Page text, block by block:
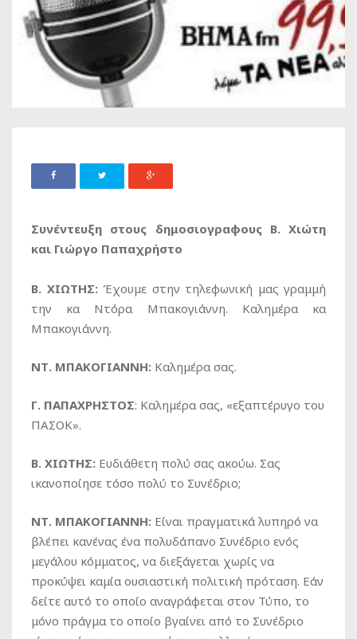
Συνέντευξη στους δημοσιογραφους Β. Χιώτη
και Γιώργο Παπαχρήστο
Β. ΧΙΩΤΗΣ:Έχουμε στην τηλεφωνική μας γραμμή
την κα Ντόρα Μπακογιάννη. Καλημέρα κα
Μπακογιάννη.
ΝΤ. ΜΠΑΚΟΓΙΑΝΝΗ: Καλημέρα σας.
Γ. ΠΑΠΑΧΡΗΣΤΟΣ: Καλημέρα σας, «εξαπτέρυγο του
ΠΑΣΟΚ».
Β. ΧΙΩΤΗΣ: Ευδιάθετη πολύ σας ακούω. Σας
ικανοποίησε τόσο πολύ το Συνέδριο;
ΝΤ. ΜΠΑΚΟΓΙΑΝΝΗ: Είναι πραγματικά λυπηρό να
βλέπει κανένας ένα πολυδάπανο Συνέδριο ενός
μεγάλου κόμματος, να διεξάγεται χωρίς να
προκύψει καμία ουσιαστική πολιτική πρόταση. Εάν
δείτε αυτό το οποίο αναγράφεται στον Τύπο, το
μόνο πράγμα το οποίο βγαίνει από το Συνέδριο